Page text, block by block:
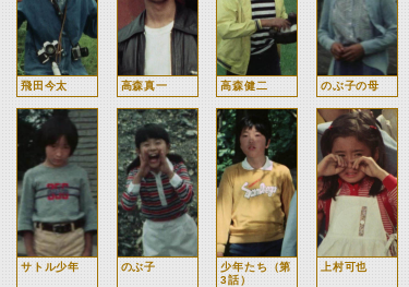
飛田今太 高森真一 高森健二 のぶ子の母
サトル少年 のぶ子
少年たち（第
3話）
上村可也